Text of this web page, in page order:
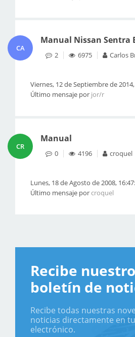
CA
Manual Nissan Sentra
2 6975 Carlos
Viernes, 12 de Septiembre de
Último mensaje por jor/r
CR
Manual
0 4196 croquel
Lunes, 18 de Agosto de 2008,
Último mensaje porcroquel
Recibe nuestro
boletín de
Recibe todas nuestras
noticias directamente en
electrónico.